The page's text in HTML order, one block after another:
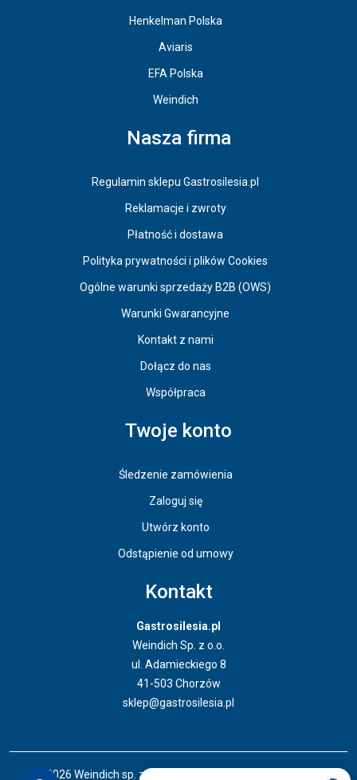
Henkelman Polska
Aviaris
EFA Polska
Weindich
Nasza firma
Regulamin sklepu Gastrosilesia.pl
Reklamacje i zwroty
Płatność i dostawa
Polityka prywatności i plików Cookies
Ogólne warunki sprzedaży B2B (OWS)
Warunki Gwarancyjne
Kontakt z nami
Dołącz do nas
Współpraca
Twoje konto
Śledzenie zamówienia
Zaloguj się
Utwórz konto
Odstąpienie od umowy
Kontakt
Gastrosilesia.pl
Weindich Sp. z o.o.
ul. Adamieckiego 8
41-503 Chorzów
sklep@gastrosilesia.pl
© 2026 Weindich sp. z o. o. Wszystkie prawa zastrzeżone.